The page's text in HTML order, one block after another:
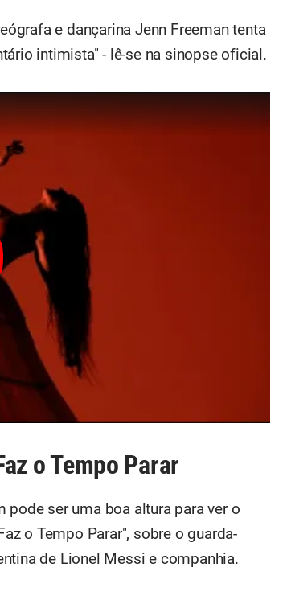
e dançarina Jenn Freeman tenta
intimista" - lê-se na sinopse oficial.
o Tempo Parar
ser uma boa altura para ver o
o Tempo Parar", sobre o guarda-
de Lionel Messi e companhia.